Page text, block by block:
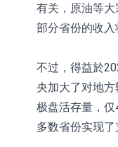
有关，原油等
部分省份的收入
不过，得益於
央加大了对地
极盘活存量，
多数省份实现了